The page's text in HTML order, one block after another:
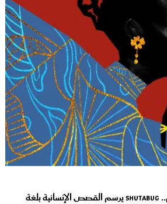
من لاغوس إلى العالم.. Shutabug يرسم القصص الإنسانية بلغة